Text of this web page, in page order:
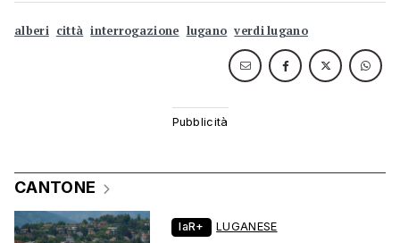
alberi città interrogazione lugano verdi lugano
CANTONE
laR+ LUGANESE